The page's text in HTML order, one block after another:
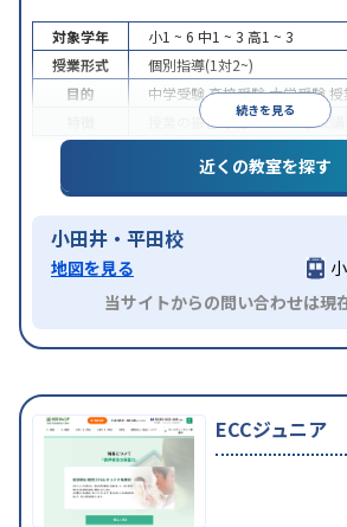
続きを見る
対象学年 小1 ~ 6 中1 ~ 3 高1 ~ 3
授業形式
個別指導(1対2~)
目的
中学受験高校受験大学受験
授業の振替可能1科目から受講
近くの教室を探す
小田井・平田校
地図を見る
当サイトからの問い合わせは現
ECCジュニア